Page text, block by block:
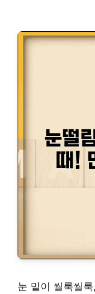
눈 밑이 씰룩씰